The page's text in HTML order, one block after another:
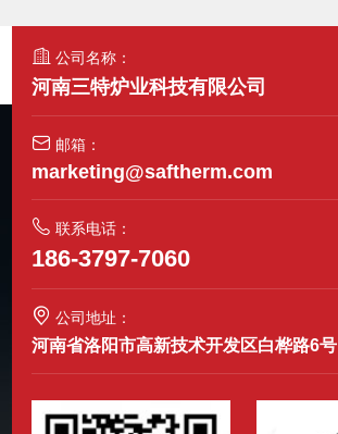
公司名称：
河南三特炉业科技有限公司
邮箱：
marketing@saftherm.com
联系电话：
186-3797-7060
公司地址：
河南省洛阳市高新技术开发区白桦路6号